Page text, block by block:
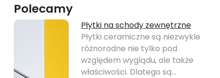
Polecamy
Płytki na schody zewnętrzne
Płytki ceramiczne są niezwykle
różnorodne nie tylko pod
względem wyglądu, ale także
właściwości. Dlatego są…